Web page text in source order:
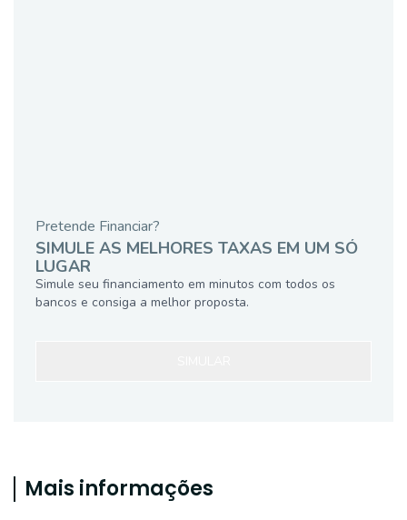
Pretende Financiar?
SIMULE AS MELHORES TAXAS EM UM SÓ
LUGAR
Simule seu financiamento em minutos com todos os
bancos e consiga a melhor proposta.
Mais informações